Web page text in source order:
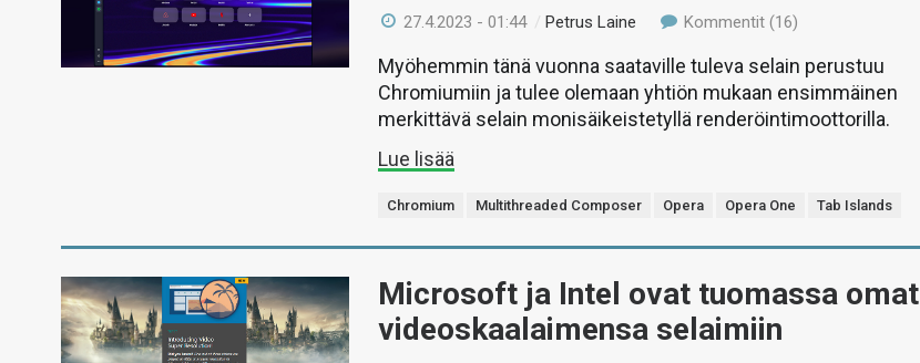
27.4.2023 - 01:44 /Petrus Laine Kommentit (16)
Myöhemmin tänä vuonna saataville tuleva selain perustuu
Chromiumiin ja tulee olemaan yhtiön mukaan ensimmäinen
merkittävä selain monisäikeistetyllä renderöintimoottorilla.
Lue lisää
Chromium Multithreaded Composer Opera Opera One Tab Islands
Microsoft ja Intel ovat tuomassa omat
videoskaalaimensa selaimiin